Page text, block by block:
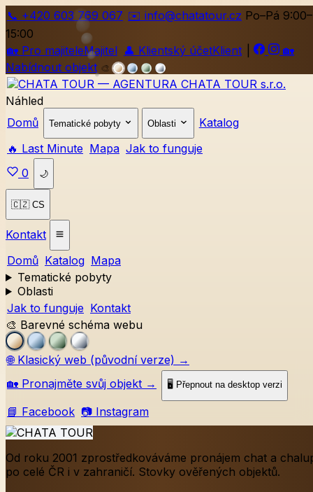
📞 +420 603 769 067 ✉️ info@chatatour.cz Po–Pá 9:00–
15:00
🏡 Pro majiteleMajitel 👤 Klientský účetKlient
🏡
Nabídnout objekt 🎨
Náhled
Domů
Tematické pobyty Oblasti
Katalog
🔥 Last Minute Mapa Jak to funguje
0
🌙
🇨🇿 CS
Kontakt
Domů Katalog Mapa
Tematické pobyty
Oblasti
Jak to funguje Kontakt
🎨 Barevné schéma webu
🌐 Klasický web (původní verze) →
🏡 Pronajměte svůj objekt → 🖥️ Přepnout na desktop verzi
📘 Facebook 📷 Instagram
Od roku 2001 zprostředkováváme pronájem chat a
po celé ČR i v zahraničí. Stovky ověřených objektů.